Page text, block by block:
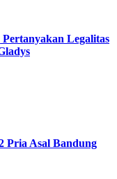
Legalitas
Pria Asal Bandung